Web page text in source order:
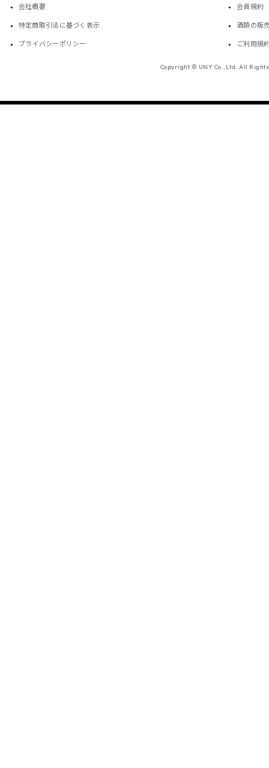
会社概要 会員規約
特定商取引法に基づく表示 酒類の販
プライバシーポリシー ご利用規
Copyright © UNY Co.,Ltd. All